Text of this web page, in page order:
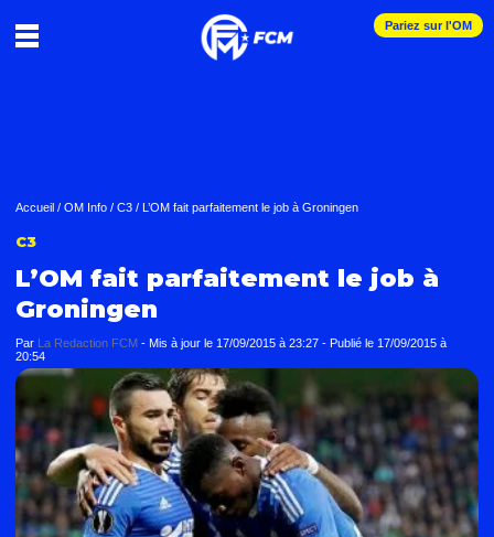
Pariez sur l'OM
Accueil / OM Info / C3 / L’OM fait parfaitement le job à Groningen
C3
L’OM fait parfaitement le job à
Groningen
Par La Redaction FCM - Mis à jour le 17/09/2015 à 23:27 - Publié le 17/09/2015 à
20:54